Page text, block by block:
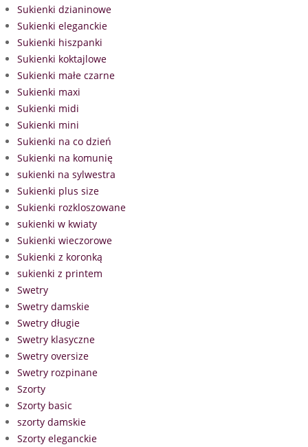
Sukienki dzianinowe
Sukienki eleganckie
Sukienki hiszpanki
Sukienki koktajlowe
Sukienki małe czarne
Sukienki maxi
Sukienki midi
Sukienki mini
Sukienki na co dzień
Sukienki na komunię
sukienki na sylwestra
Sukienki plus size
Sukienki rozkloszowane
sukienki w kwiaty
Sukienki wieczorowe
Sukienki z koronką
sukienki z printem
Swetry
Swetry damskie
Swetry długie
Swetry klasyczne
Swetry oversize
Swetry rozpinane
Szorty
Szorty basic
szorty damskie
Szorty eleganckie